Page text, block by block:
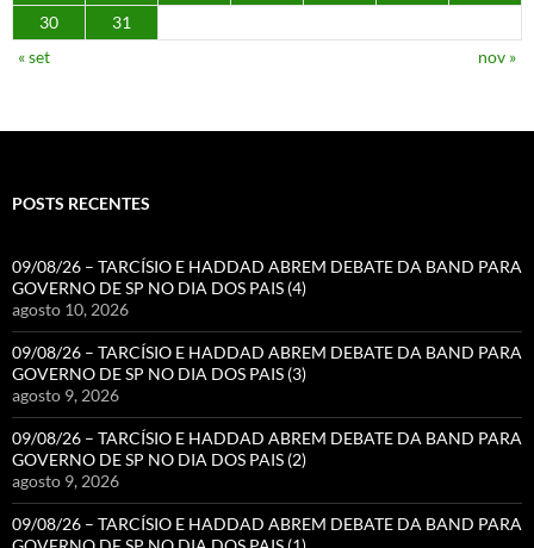
30
31
« set
nov »
POSTS RECENTES
09/08/26 – TARCÍSIO E HADDAD ABREM DEBATE DA BAND PARA
GOVERNO DE SP NO DIA DOS PAIS (4)
agosto 10, 2026
09/08/26 – TARCÍSIO E HADDAD ABREM DEBATE DA BAND PARA
GOVERNO DE SP NO DIA DOS PAIS (3)
agosto 9, 2026
09/08/26 – TARCÍSIO E HADDAD ABREM DEBATE DA BAND PARA
GOVERNO DE SP NO DIA DOS PAIS (2)
agosto 9, 2026
09/08/26 – TARCÍSIO E HADDAD ABREM DEBATE DA BAND PARA